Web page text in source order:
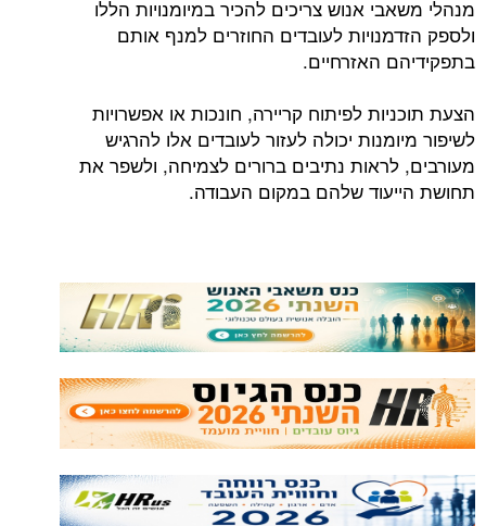
מנהלי משאבי אנוש צריכים להכיר במיומנויות הללו
ולספק הזדמנויות לעובדים החוזרים למנף אותם
בתפקידיהם האזרחיים.
הצעת תוכניות לפיתוח קריירה, חונכות או אפשרויות
לשיפור מיומנות יכולה לעזור לעובדים אלו להרגיש
מעורבים, לראות נתיבים ברורים לצמיחה, ולשפר את
תחושת הייעוד שלהם במקום העבודה.